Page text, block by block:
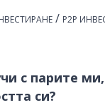
/ P2P
с парите
си?